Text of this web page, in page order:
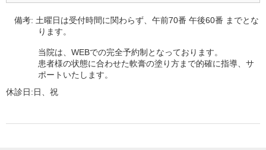
備考: 土曜日は受付時間に関わらず、午前70番 午後60番 までとな
ります。
当院は、WEBでの完全予約制となっております。
患者様の状態に合わせた軟膏の塗り方まで的確に指導、サ
ポートいたします。
休診日:日、祝